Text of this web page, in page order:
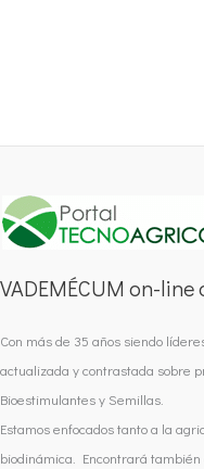
VADEMÉCUM on-
Con más de 35 años siendo
actualizada y contrastada sobre
Bioestimulantes y Semillas.
Estamos enfocados tanto a la
biodinámica. Encontrará